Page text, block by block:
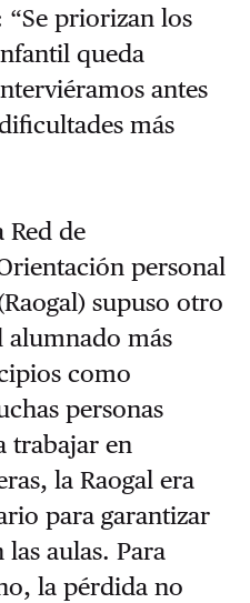
priorizan los
queda
antes
más
Red de
personal
supuso otro
alumnado más
como
personas
trabajar en
la Raogal era
para garantizar
aulas. Para
la pérdida no